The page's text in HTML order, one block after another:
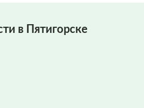
в Пятигорске